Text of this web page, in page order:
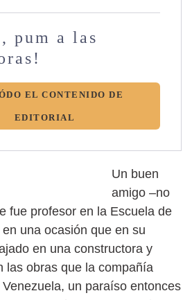
pum a las
EL CONTENIDO DE
EDITORIAL
Un buen
amigo –no
fue profesor en la Escuela de
una ocasión que en su
en una constructora y
las obras que la compañía
un paraíso entonces